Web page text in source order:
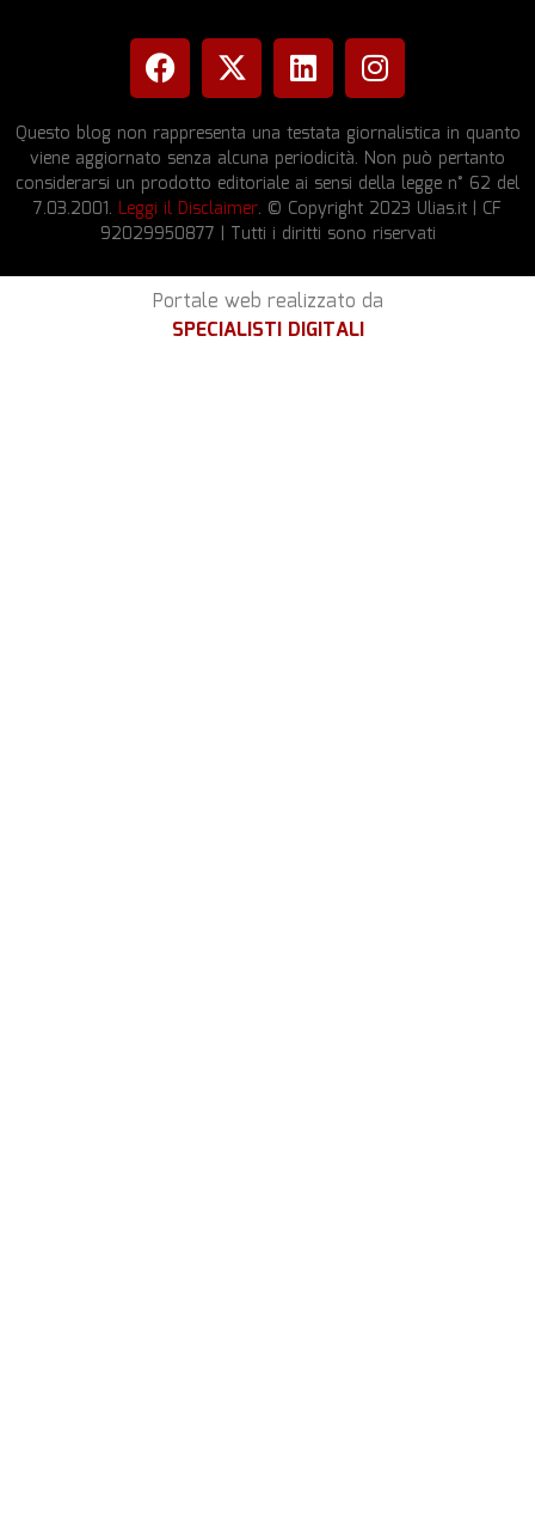
Questo blog non rappresenta una testata giornalistica in quanto
viene aggiornato senza alcuna periodicità. Non può pertanto
considerarsi un prodotto editoriale ai sensi della legge n° 62 del
7.03.2001. Leggi il Disclaimer. © Copyright 2023 Ulias.it | CF
92029950877 | Tutti i diritti sono riservati
Portale web realizzato da
SPECIALISTI DIGITALI